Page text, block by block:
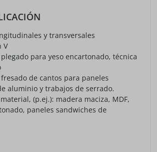
y transversales
V
para yeso encartonado, técnica
de cantos para paneles
aluminio y trabajos de serrado.
(p.ej.): madera maciza, MDF,
paneles sandwiches de